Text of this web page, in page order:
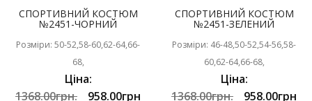
СПОРТИВНИЙ КОСТЮМ
№2451-ЧОРНИЙ
Розміри: 50-52,58-60,62-64,66-
68,
Ціна:
1368.00грн.
958.00грн
СПОРТИВНИЙ КОСТЮМ
№2451-ЗЕЛЕНИЙ
Розміри: 46-48,50-52,54-56,58-
60,62-64,66-68,
Ціна:
1368.00грн.
958.00грн